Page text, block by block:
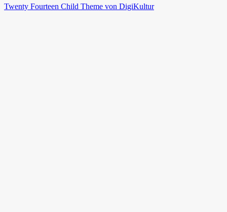
Twenty Fourteen Child Theme von DigiKultur